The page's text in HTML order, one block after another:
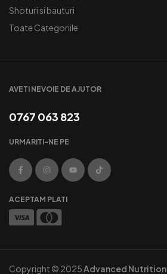
Shoturi si bauturi
Toate Categoriile
AVETI NEVOIE DE AJUTOR
0767 063 823
URMARITI-NE PE
ACEPTAM PLATI
Copyright © 2025 Advanced Nutrition